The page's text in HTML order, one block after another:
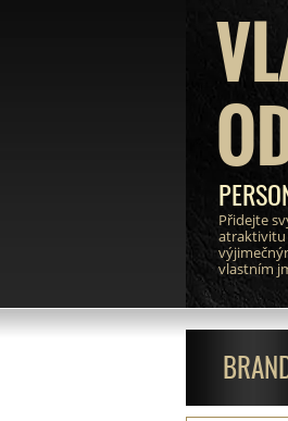
Přidejte
atraktivitu
vlastním